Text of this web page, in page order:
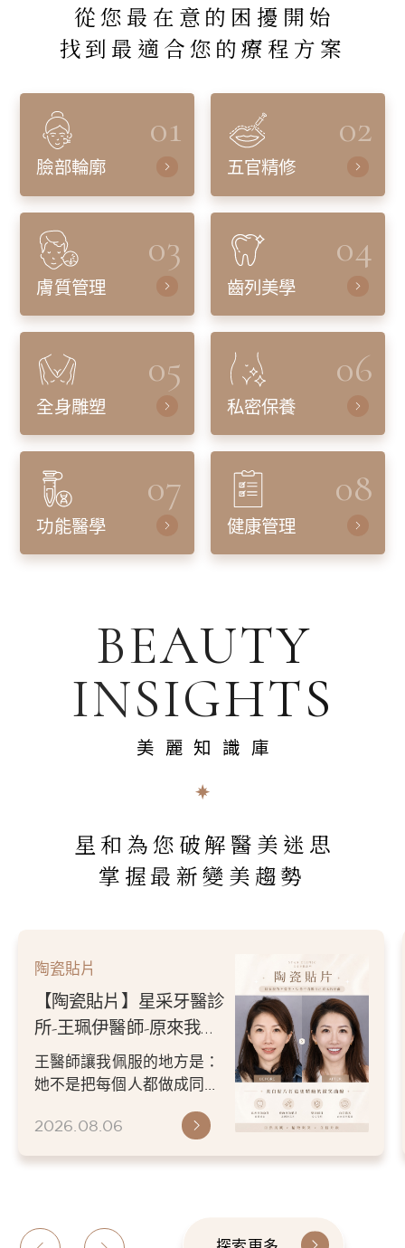
從您最在意的困擾開始
找到最適合您的療程方案
01
臉部輪廓
02
五官精修
03
膚質管理
04
齒列美學
05
全身雕塑
06
私密保養
07
功能醫學
08
健康管理
BEAUTY
INSIGHTS
美麗知識庫
星和為您破解醫美迷思
掌握最新變美趨勢
陶瓷貼片
【陶瓷貼片】星采牙醫診
所-王珮伊醫師-原來我的
不愛笑，只是不喜歡自己
原本的牙齒
王醫師讓我佩服的地方是：
她不是把每個人都做成同一
更適合自己的樣子。 現...
2026.08.06